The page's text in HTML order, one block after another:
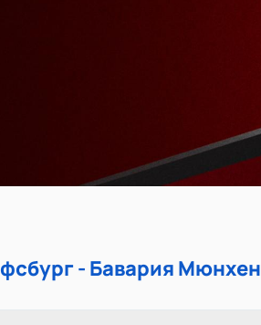
- Бавария Мюнхен